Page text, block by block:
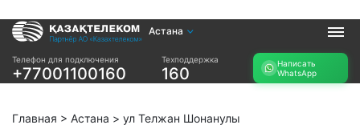
Астана
Телефон для подключения
+77001100160
Техподдержка
160
Написать
WhatsApp
Услуги
Интернет и ТВ в
Интернет и ТВ в
Интернет в офис
Главная > Астана > ул Телжан Шонанулы